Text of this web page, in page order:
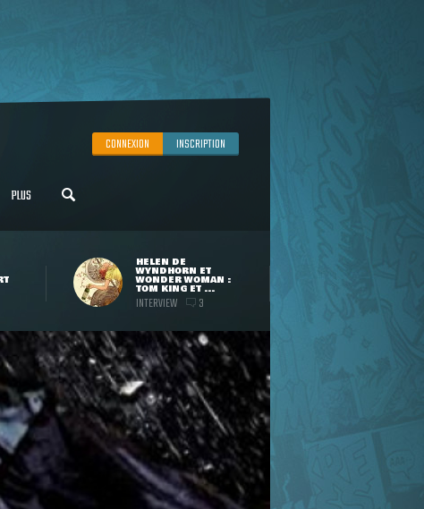
CONNEXION INSCRIPTION
PLUS
HELEN DE
WYNDHORN ET
WONDER WOMAN :
TOM KING ET ...
INTERVIEW 3